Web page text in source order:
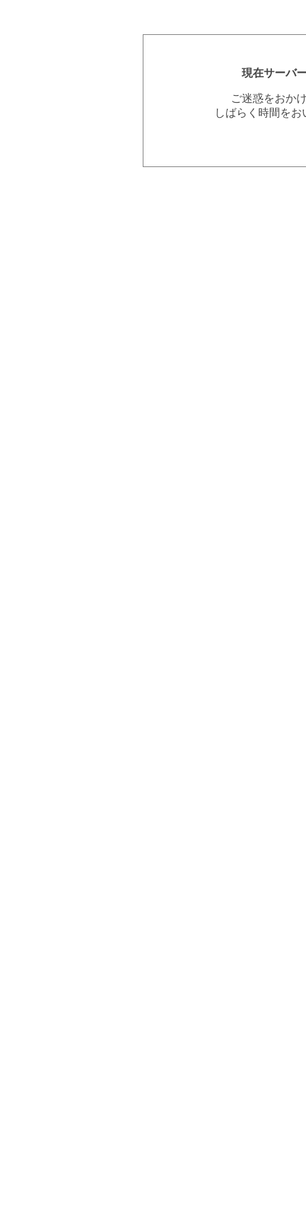
現在サーバ
ご迷惑をおか
しばらく時間を